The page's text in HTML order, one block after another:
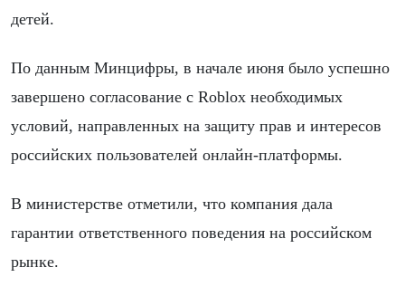
детей.
По данным Минцифры, в начале июня было успешно
завершено согласование с Roblox необходимых
условий, направленных на защиту прав и интересов
российских пользователей онлайн-платформы.
В министерстве отметили, что компания дала
гарантии ответственного поведения на российском
рынке.